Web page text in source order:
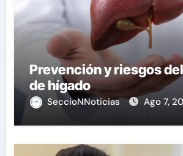
Prevención y riesgos
de hígado
SeccioNNoticias Ago 7,